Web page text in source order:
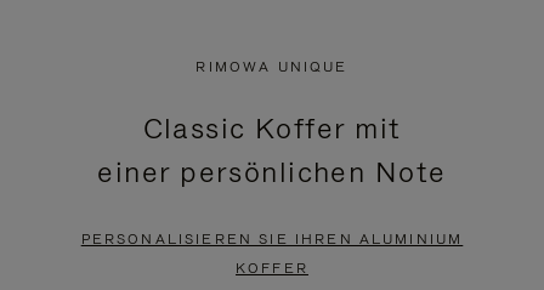
PAUSIERT,
BITTE
DRÜCKEN
KLICKEN
SIE
ZUM
AUFHEBEN
RIMOWA UNIQUE
Classic Koffer mit
einer persönlichen Note
PERSONALISIEREN SIE IHREN ALUMINIUM
KOFFER